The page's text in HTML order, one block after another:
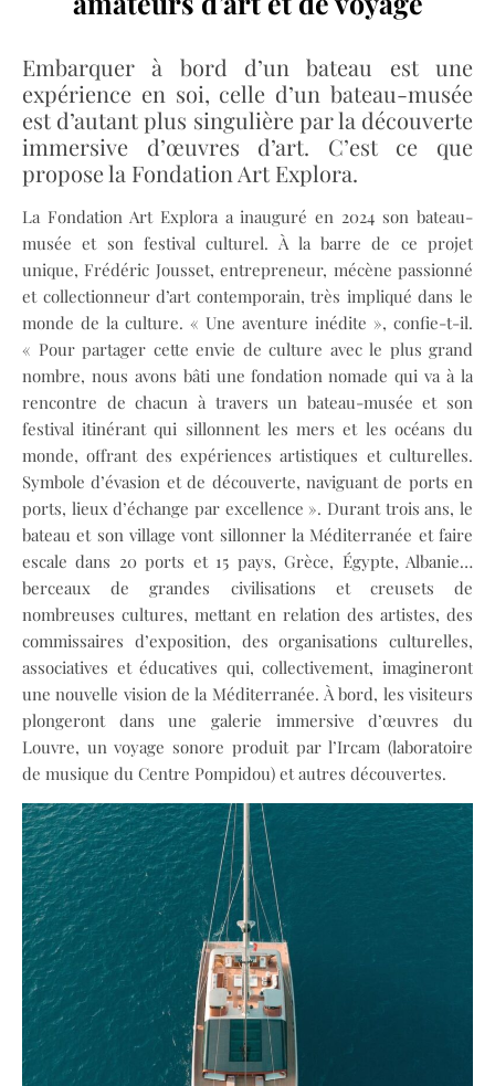
Embarquer à bord d’un bateau est une
expérience en soi, celle d’un bateau-musée
est d’autant plus singulière par la découverte
immersive d’œuvres d’art. C’est ce que
propose la Fondation Art Explora.
La Fondation Art Explora a inauguré en 2024 son bateau-
musée et son festival culturel. À la barre de ce projet
unique, Frédéric Jousset, entrepreneur, mécène passionné
et collectionneur d’art contemporain, très impliqué dans le
monde de la culture. « Une aventure inédite », confie-t-il.
« Pour partager cette envie de culture avec le plus grand
nombre, nous avons bâti une fondation nomade qui va à la
rencontre de chacun à travers un bateau-musée et son
festival itinérant qui sillonnent les mers et les océans du
monde, offrant des expériences artistiques et culturelles.
Symbole d’évasion et de découverte, naviguant de ports en
ports, lieux d’échange par excellence ». Durant trois ans, le
bateau et son village vont sillonner la Méditerranée et faire
escale dans 20 ports et 15 pays, Grèce, Égypte, Albanie…
berceaux de grandes civilisations et creusets de
nombreuses cultures, mettant en relation des artistes, des
commissaires d’exposition, des organisations culturelles,
associatives et éducatives qui, collectivement, imagineront
une nouvelle vision de la Méditerranée. À bord, les visiteurs
plongeront dans une galerie immersive d’œuvres du
Louvre, un voyage sonore produit par l’Ircam (laboratoire
de musique du Centre Pompidou) et autres découvertes.